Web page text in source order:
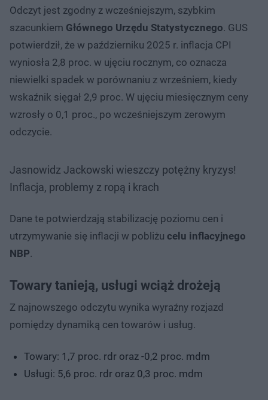
Odczyt jest zgodny z wcześniejszym, szybkim
szacunkiem Głównego Urzędu Statystycznego. GUS
potwierdził, że w październiku 2025 r. inflacja CPI
wyniosła 2,8 proc. w ujęciu rocznym, co oznacza
niewielki spadek w porównaniu z wrześniem, kiedy
wskaźnik sięgał 2,9 proc. W ujęciu miesięcznym ceny
wzrosły o 0,1 proc., po wcześniejszym zerowym
odczycie.
Jasnowidz Jackowski wieszczy potężny kryzys!
Inflacja, problemy z ropą i krach
Dane te potwierdzają stabilizację poziomu cen i
utrzymywanie się inflacji w pobliżu celu inflacyjnego
NBP.
Towary tanieją, usługi wciąż drożeją
Z najnowszego odczytu wynika wyraźny rozjazd
pomiędzy dynamiką cen towarów i usług.
Towary: 1,7 proc. rdr oraz -0,2 proc. mdm
Usługi: 5,6 proc. rdr oraz 0,3 proc. mdm